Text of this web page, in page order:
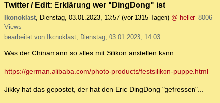
Twitter / Edit: Erklärung wer "DingDong" ist
Ikonoklast, Dienstag, 03.01.2023, 13:57 (vor 1315 Tagen) @ heller 8006
Views
bearbeitet von Ikonoklast, Dienstag, 03.01.2023, 14:03
Was der Chinamann so alles mit Silikon anstellen kann:
https://german.alibaba.com/photo-products/festsilikon-puppe.html
Jikky hat das gepostet, der hat den Eric DingDong "gefressen"...